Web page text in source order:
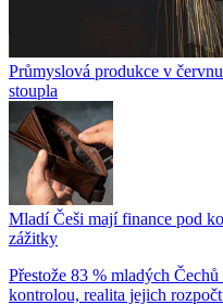
Průmyslová produkce v
stoupla
Mladí Češi mají finance pod
zážitky
Přestože 83 % mladých
kontrolou, realita jejich